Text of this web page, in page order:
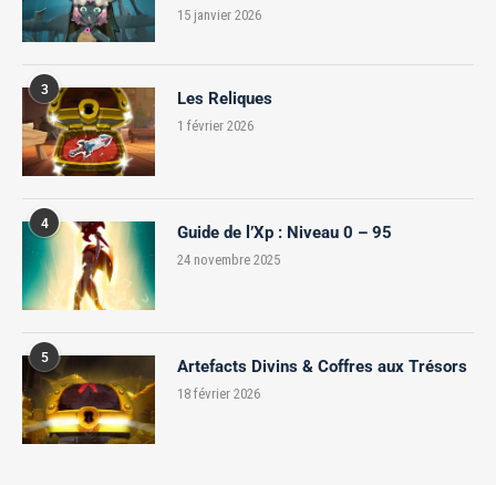
15 janvier 2026
3 Les Reliques
1 février 2026
4 Guide de l’Xp : Niveau 0 – 95
24 novembre 2025
5 Artefacts Divins & Coffres aux Trésors
18 février 2026